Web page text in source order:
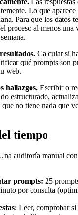
Las
Lo que
Para que los datos
proceso al menos una
Calcular si
qué prompts son
web.
hallazgos. Escribir o
estructurado,
no tiene nada que
tiempo
auditoría manual
prompts: 25
por consulta
Leer, comprobar si